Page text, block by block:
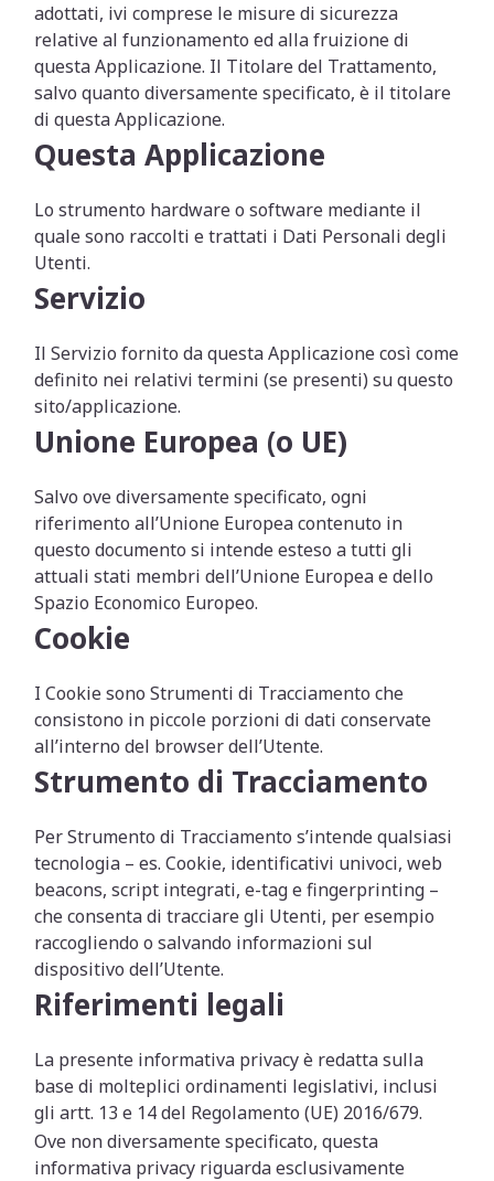
adottati, ivi comprese le misure di sicurezza
relative al funzionamento ed alla fruizione di
questa Applicazione. Il Titolare del Trattamento,
salvo quanto diversamente specificato, è il titolare
di questa Applicazione.
Questa Applicazione
Lo strumento hardware o software mediante il
quale sono raccolti e trattati i Dati Personali degli
Utenti.
Servizio
Il Servizio fornito da questa Applicazione così come
definito nei relativi termini (se presenti) su questo
sito/applicazione.
Unione Europea (o UE)
Salvo ove diversamente specificato, ogni
riferimento all’Unione Europea contenuto in
questo documento si intende esteso a tutti gli
attuali stati membri dell’Unione Europea e dello
Spazio Economico Europeo.
Cookie
I Cookie sono Strumenti di Tracciamento che
consistono in piccole porzioni di dati conservate
all’interno del browser dell’Utente.
Strumento di Tracciamento
Per Strumento di Tracciamento s’intende qualsiasi
tecnologia – es. Cookie, identificativi univoci, web
beacons, script integrati, e-tag e fingerprinting –
che consenta di tracciare gli Utenti, per esempio
raccogliendo o salvando informazioni sul
dispositivo dell’Utente.
Riferimenti legali
La presente informativa privacy è redatta sulla
base di molteplici ordinamenti legislativi, inclusi
gli artt. 13 e 14 del Regolamento (UE) 2016/679.
Ove non diversamente specificato, questa
informativa privacy riguarda esclusivamente